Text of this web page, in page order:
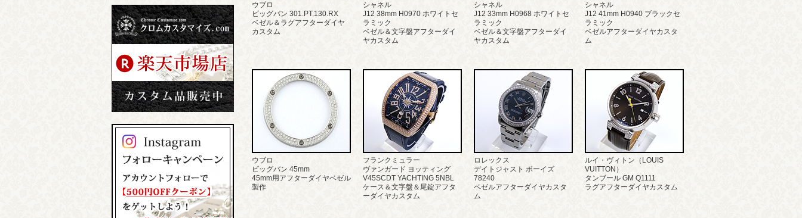
ウブロ
ビッグバン 301.PT.130.RX
ベゼル＆ラグアフターダイヤ
カスタム
シャネル
J12 38mm H0970 ホワイトセ
ラミック
ベゼル＆文字盤アフターダイ
ヤカスタム
シャネル
J12 33mm H0968 ホワイトセ
ラミック
ベゼル＆文字盤アフターダイ
ヤカスタム
シャネル
J12 41mm H0940 ブラックセ
ラミック
ベゼルアフターダイヤカスタ
ム
ウブロ
ビッグバン 45mm
45mm用アフターダイヤベゼル
製作
フランクミュラー
ヴァンガード ヨッティング
V45SCDT YACHTING 5NBL
ケース＆文字盤＆尾錠アフタ
ーダイヤカスタム
ロレックス
デイトジャスト ボーイズ
78240
ベゼルアフターダイヤカスタ
ム
ルイ・ヴィトン（LOUIS
VUITTON）
タンブール GM Q1111
ラグアフターダイヤカスタム